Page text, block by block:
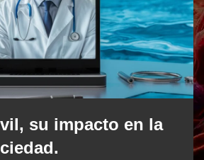
su impacto en la